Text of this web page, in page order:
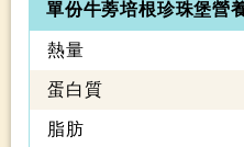
單份牛蒡培根珍珠堡營
熱量
蛋白質
脂肪